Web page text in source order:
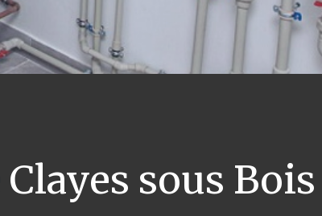
Clayes sous Bois